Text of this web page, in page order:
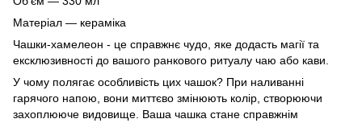
Матеріал — кераміка
Чашки-хамелеон - це справжнє чудо, яке додасть магії та
ексклюзивності до вашого ранкового ритуалу чаю або кави.
У чому полягає особливість цих чашок? При наливанні
гарячого напою, вони миттєво змінюють колір, створюючи
захоплююче видовище. Ваша чашка стане справжнім